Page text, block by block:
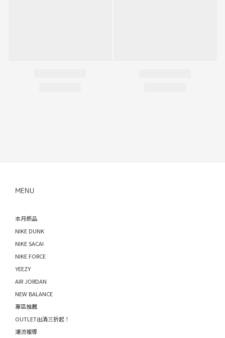
MENU
本月新品
NIKE DUNK
NIKE SACAI
NIKE FORCE
YEEZY
AIR JORDAN
NEW BALANCE
專區推薦
OUTLET出清三折起！
潮流報導